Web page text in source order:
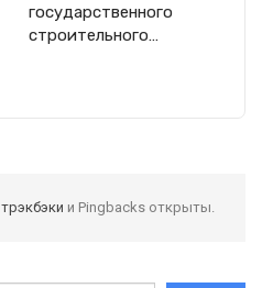
государственного
строительного…
трэкбэки и Pingbacks открыты.